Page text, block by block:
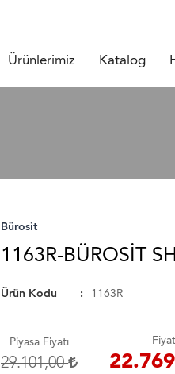
Ürünlerimiz Katalog
Bürosit
1163R-BÜROSIT
Ürün Kodu 1163R
Piyasa Fiyatı
29.101,00